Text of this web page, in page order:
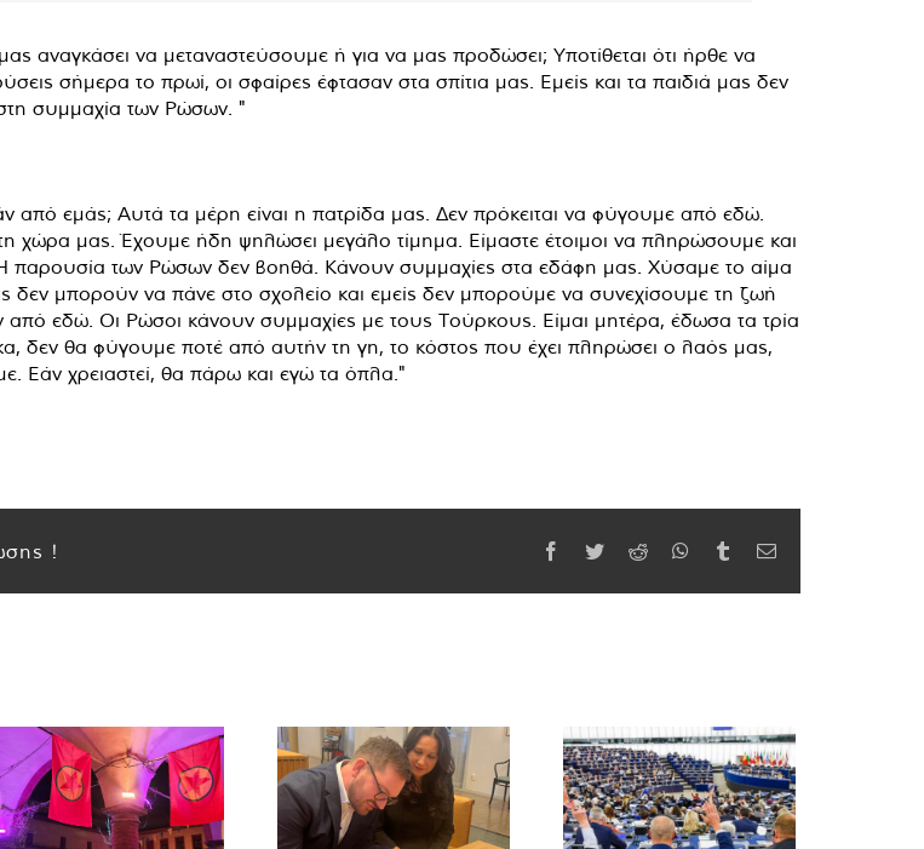
αναγκάσει να μεταναστεύσουμε ή για να μας προδώσει; Υποτίθεται ότι ήρθε να
σήμερα το πρωί, οι σφαίρες έφτασαν στα σπίτια μας. Εμείς και τα παιδιά μας δεν
συμμαχία των Ρώσων. "
από εμάς; Αυτά τα μέρη είναι η πατρίδα μας. Δεν πρόκειται να φύγουμε από εδώ.
χώρα μας. Έχουμε ήδη ψηλώσει μεγάλο τίμημα. Είμαστε έτοιμοι να πληρώσουμε και
των Ρώσων δεν βοηθά. Κάνουν συμμαχίες στα εδάφη μας. Χύσαμε το αίμα
δεν μπορούν να πάνε στο σχολείο και εμείς δεν μπορούμε να συνεχίσουμε τη ζωή
εδώ. Οι Ρώσοι κάνουν συμμαχίες με τους Τούρκους. Είμαι μητέρα, έδωσα τα τρία
δεν θα φύγουμε ποτέ από αυτήν τη γη, το κόστος που έχει πληρώσει ο λαός μας,
Εάν χρειαστεί, θα πάρω και εγώ τα όπλα."
! Facebook
TwitterReddit WhatsApp
TumblrEmail